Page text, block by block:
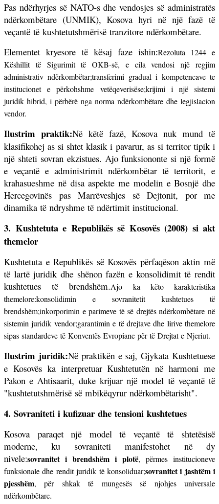
Pas ndërhyrjes së NATO-s dhe vendosjes së administratës
ndërkombëtare (UNMIK), Kosova hyri në një fazë të
veçantë të kushtetutshmërisë tranzitore ndërkombëtare.
Elementet kryesore të kësaj faze ishin:Rezoluta 1244 e
Këshillit të Sigurimit të OKB-së, e cila vendosi një regjim
administrativ ndërkombëtar;transferimi gradual i kompetencave te
institucionet e përkohshme vetëqeverisëse;krijimi i një sistemi
juridik hibrid, i përbërë nga norma ndërkombëtare dhe legjislacion
vendor.
Ilustrim praktik:Në këtë fazë, Kosova nuk mund të
klasifikohej as si shtet klasik i pavarur, as si territor tipik i
një shteti sovran ekzistues. Ajo funksiononte si një formë
e veçantë e administrimit ndërkombëtar të territorit, e
krahasueshme në disa aspekte me modelin e Bosnjë dhe
Hercegovinës pas Marrëveshjes së Dejtonit, por me
dinamika të ndryshme të ndërtimit institucional.
3. Kushtetuta e Republikës së Kosovës (2008) si akt
themelor
Kushtetuta e Republikës së Kosovës përfaqëson aktin më
të lartë juridik dhe shënon fazën e konsolidimit të rendit
kushtetues të brendshëm.Ajo ka këto karakteristika
themelore:konsolidimin e sovranitetit kushtetues të
brendshëm;inkorporimin e parimeve të së drejtës ndërkombëtare në
sistemin juridik vendor;garantimin e të drejtave dhe lirive themelore
sipas standardeve të Konventës Evropiane për të Drejtat e Njeriut.
Ilustrim juridik:Në praktikën e saj, Gjykata Kushtetuese
e Kosovës ka interpretuar Kushtetutën në harmoni me
Pakon e Ahtisaarit, duke krijuar një model të veçantë të
"kushtetutshmërisë së mbikëqyrur ndërkombëtarisht".
4. Sovraniteti i kufizuar dhe tensioni kushtetues
Kosova paraqet një model të veçantë të shtetësisë
moderne, ku sovraniteti manifestohet në dy
nivele:sovranitet i brendshëm i plotë, përmes institucioneve
funksionale dhe rendit juridik të konsoliduar;sovranitet i jashtëm i
pjesshëm, për shkak të mungesës së njohjes universale
ndërkombëtare.